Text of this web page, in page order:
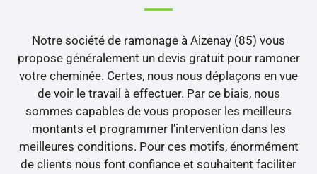
Notre société de ramonage à Aizenay (85) vous
propose généralement un devis gratuit pour ramoner
votre cheminée. Certes, nous nous déplaçons en vue
de voir le travail à effectuer. Par ce biais, nous
sommes capables de vous proposer les meilleurs
montants et programmer l’intervention dans les
meilleures conditions. Pour ces motifs, énormément
de clients nous font confiance et souhaitent faciliter